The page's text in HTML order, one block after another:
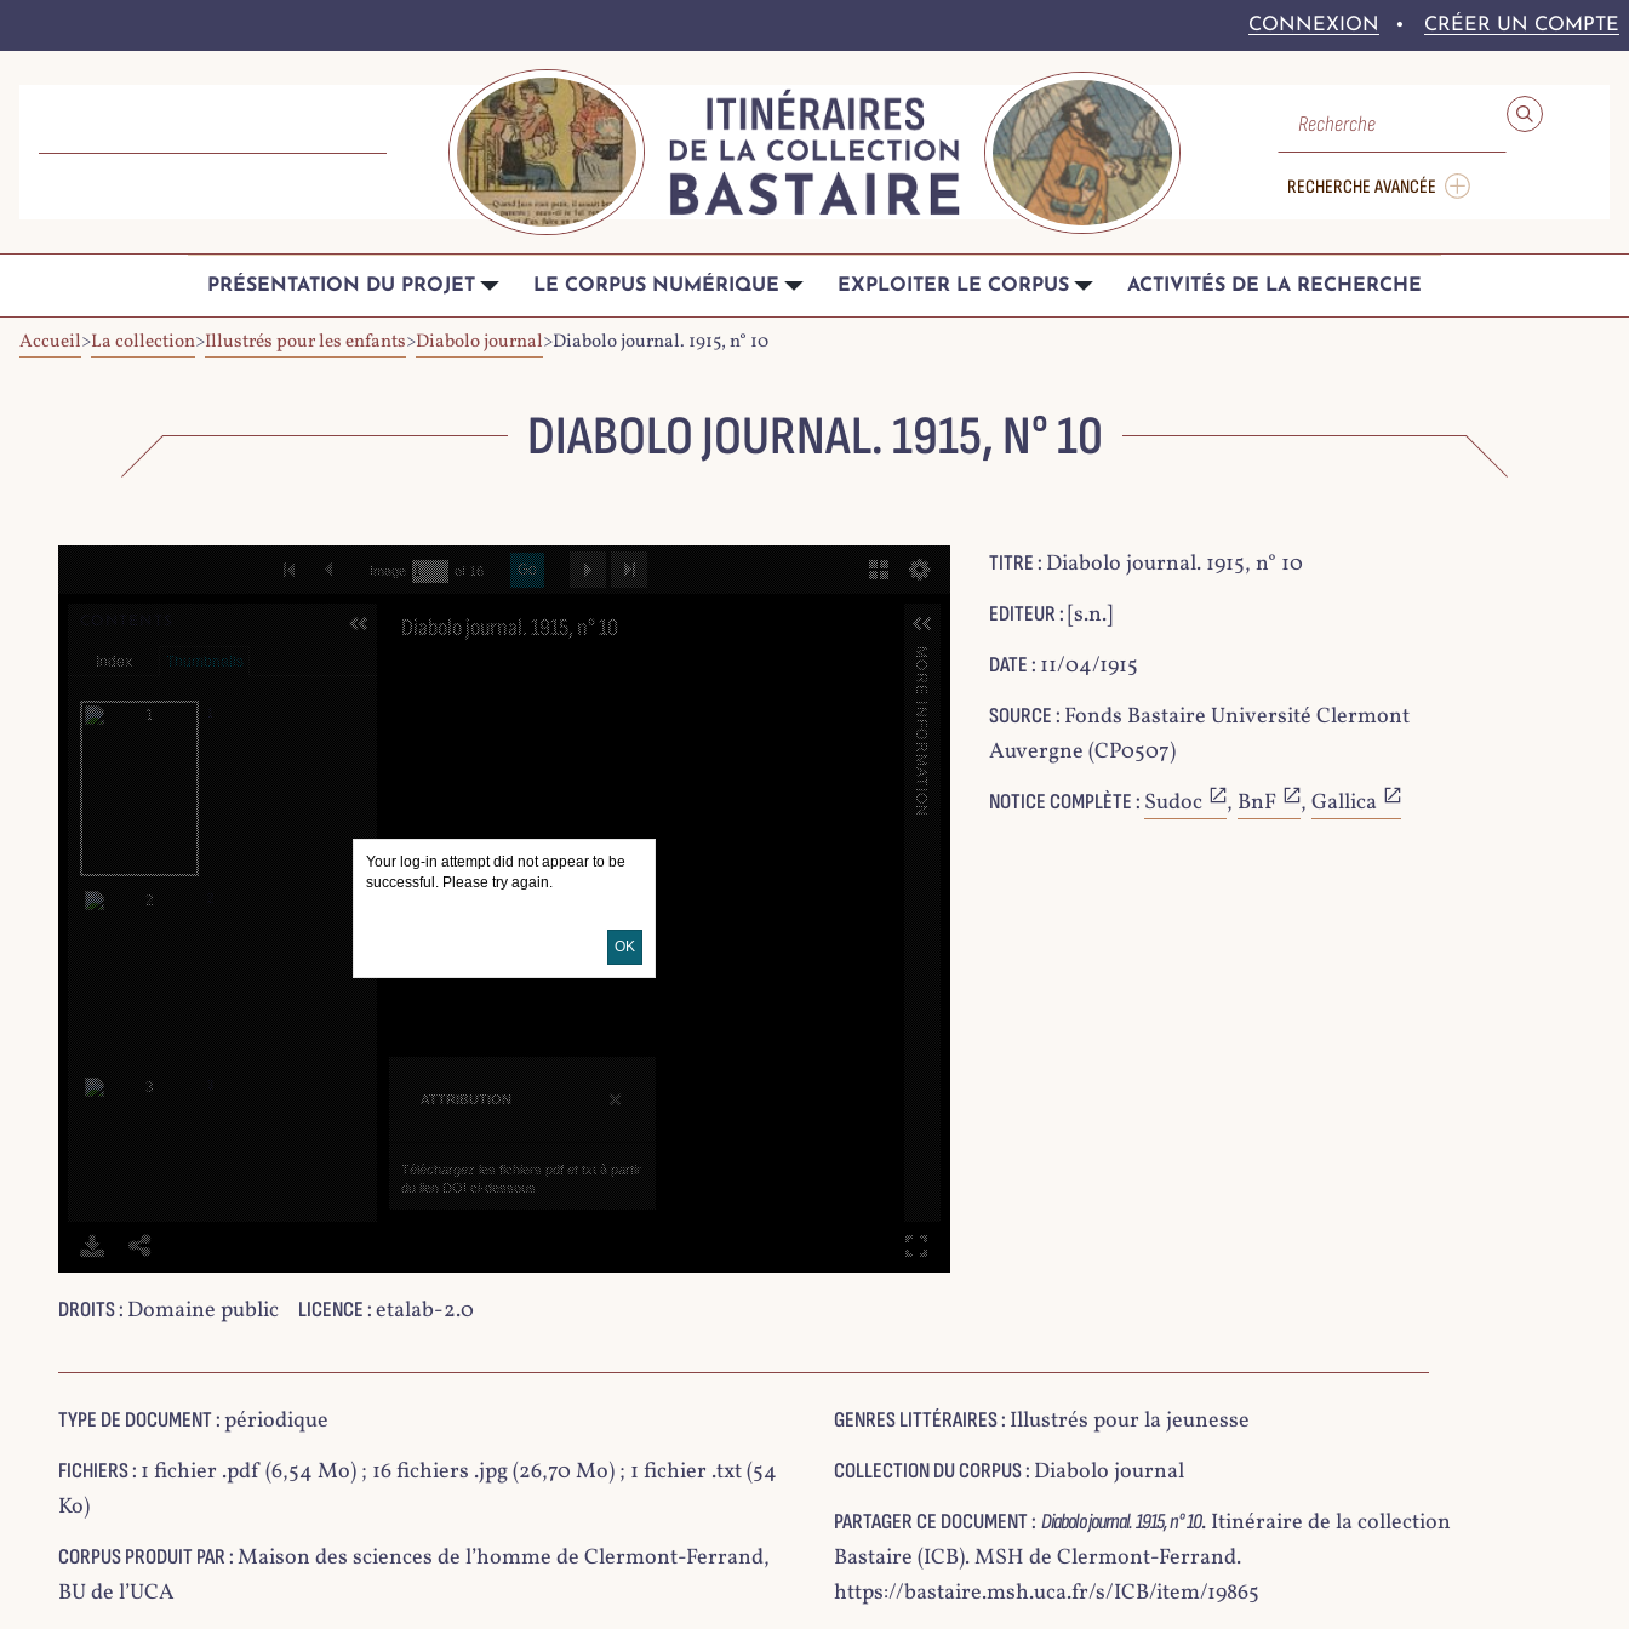
CONNEXION CRÉER UN COMPTE
RECHERCHE AVANCÉE
PRÉSENTATION DU PROJET LE CORPUS NUMÉRIQUE EXPLOITER LE CORPUS ACTIVITÉS DE LA RECHERCHE
Accueil>La collection>Illustrés pour les enfants>Diabolo journal>Diabolo journal. 1915, n° 10
DIABOLO JOURNAL. 1915, N° 10
FIRST IMAGEPREVIOUS IMAGE
Image of 16 Go
NEXT IMAGELAST IMAGE GALLERY
Diabolo journal. 1915, n° 10
ATTRIBUTION ×
Téléchargez les fichiers pdf et txt à partir
du lien DOI ci-dessous.
CONTENTS
Index Thumbnails
1
2
3
4
MORE INFORMATION
Your log-in attempt did not appear to be
successful. Please try again.
OK
DROITS : Domaine public LICENCE :etalab-2.0
TITRE : Diabolo journal. 1915, n° 10
EDITEUR :[s.n.]
DATE : 11/04/1915
SOURCE : Fonds Bastaire Université Clermont
Auvergne (CP0507)
NOTICE COMPLÈTE : Sudoc , BnF , Gallica
TYPE DE DOCUMENT :périodique
FICHIERS : 1 fichier .pdf (6,54 Mo) ; 16 fichiers .jpg (26,70 Mo) ; 1 fichier .txt (54
Ko)
CORPUS PRODUIT PAR :Maison des sciences de l’homme de Clermont-Ferrand,
BU de l’UCA
GENRES LITTÉRAIRES : Illustrés pour la jeunesse
COLLECTION DU CORPUS : Diabolo journal
PARTAGER CE DOCUMENT : Diabolo journal. 1915, n° 10. Itinéraire de la collection
Bastaire (ICB). MSH de Clermont-Ferrand.
https://bastaire.msh.uca.fr/s/ICB/item/19865